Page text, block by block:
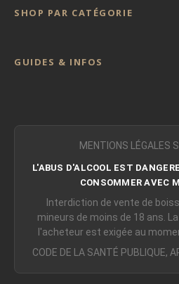
SHOP PAR CATÉGORIE
GUIDES & INFOS
MENTIONS LÉGALES
L'ABUS D'ALCOOL EST
CONSOMMER AVEC
Interdiction de vente de
mineurs de moins de 18 ans.
l'acheteur est exigée au
CODE DE LA SANTÉ PUBLIQUE,